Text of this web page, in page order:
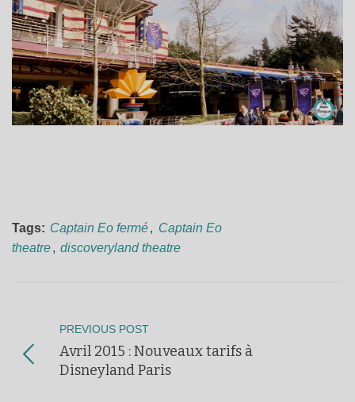
Tags: Captain Eo fermé, Captain Eo
theatre, discoveryland theatre
PREVIOUS POST
Avril 2015 : Nouveaux tarifs à
Disneyland Paris